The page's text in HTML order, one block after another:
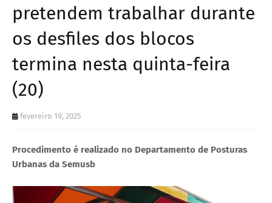
pretendem trabalhar durante
os desfiles dos blocos
termina nesta quinta-feira
(20)
fevereiro 19, 2025
Procedimento é realizado no Departamento de Posturas
Urbanas da Semusb